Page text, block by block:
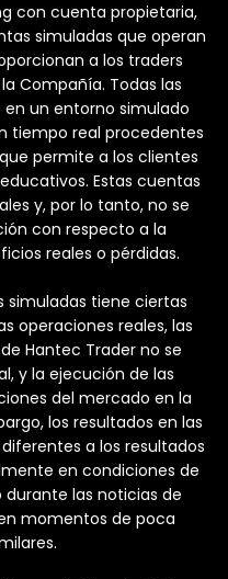
con cuenta propietaria,
simuladas que operan
a los traders
Compañía. Todas las
un entorno simulado
tiempo real procedentes
permite a los clientes
Estas cuentas
y, por lo tanto, no se
con respecto a la
reales o pérdidas.
simuladas tiene ciertas
operaciones reales, las
Hantec Trader no se
y la ejecución de las
del mercado en la
los resultados en las
a los resultados
en condiciones de
las noticias de
momentos de poca